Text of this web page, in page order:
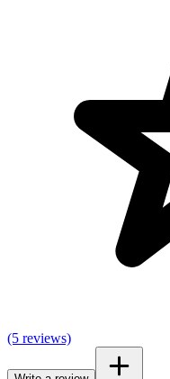
(5 reviews)